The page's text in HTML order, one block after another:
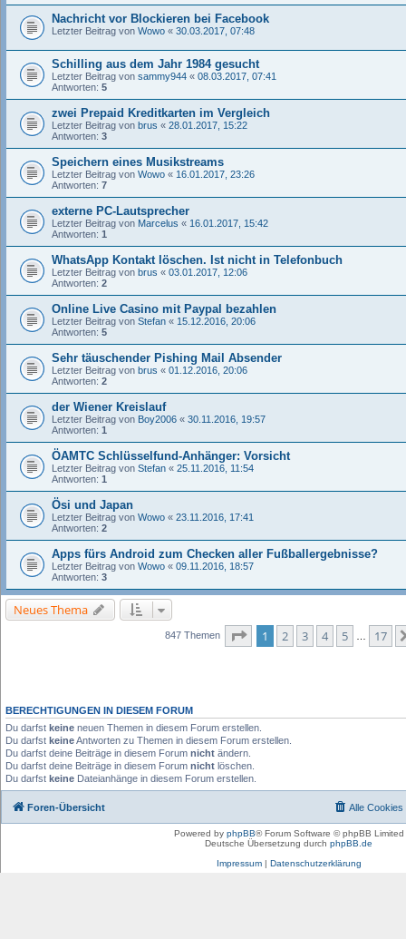
Nachricht vor Blockieren bei Facebook
Letzter Beitrag von Wowo « 30.03.2017, 07:48
Schilling aus dem Jahr 1984 gesucht
Letzter Beitrag von sammy944 « 08.03.2017, 07:41
Antworten: 5
zwei Prepaid Kreditkarten im Vergleich
Letzter Beitrag von brus « 28.01.2017, 15:22
Antworten: 3
Speichern eines Musikstreams
Letzter Beitrag von Wowo « 16.01.2017, 23:26
Antworten: 7
externe PC-Lautsprecher
Letzter Beitrag von Marcelus « 16.01.2017, 15:42
Antworten: 1
WhatsApp Kontakt löschen. Ist nicht in Telefonbuch
Letzter Beitrag von brus « 03.01.2017, 12:06
Antworten: 2
Online Live Casino mit Paypal bezahlen
Letzter Beitrag von Stefan « 15.12.2016, 20:06
Antworten: 5
Sehr täuschender Pishing Mail Absender
Letzter Beitrag von brus « 01.12.2016, 20:06
Antworten: 2
der Wiener Kreislauf
Letzter Beitrag von Boy2006 « 30.11.2016, 19:57
Antworten: 1
ÖAMTC Schlüsselfund-Anhänger: Vorsicht
Letzter Beitrag von Stefan « 25.11.2016, 11:54
Antworten: 1
Ösi und Japan
Letzter Beitrag von Wowo « 23.11.2016, 17:41
Antworten: 2
Apps fürs Android zum Checken aller Fußballergebnisse?
Letzter Beitrag von Wowo « 09.11.2016, 18:57
Antworten: 3
Neues Thema
847 Themen Seite von
1 2 3 4 5 … 17
BERECHTIGUNGEN IN DIESEM FORUM
Du darfst keine neuen Themen in diesem Forum erstellen.
Du darfst keineAntworten zu Themen in diesem Forum erstellen.
Du darfst deine Beiträge in diesem Forum nicht ändern.
Du darfst deine Beiträge in diesem Forum nicht löschen.
Du darfst keine Dateianhänge in diesem Forum erstellen.
Foren-Übersicht Alle Cookies
Powered by phpBB® Forum Software © phpBB Limited
Deutsche Übersetzung durch phpBB.de
Impressum| Datenschutzerklärung